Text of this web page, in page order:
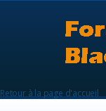
Retour à la page d'accueil